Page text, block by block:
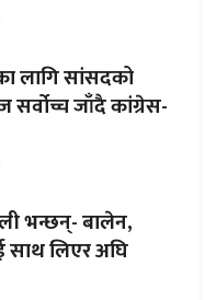
लागि सांसदको
जाँदै कांग्रेस-
भन्छन्- बालेन,
साथ लिएर अघि